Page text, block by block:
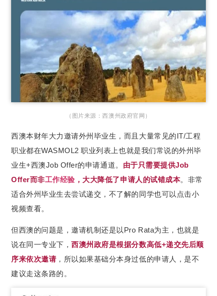
（图片来源：西澳州政府官网）
西澳本财年大力邀请外州毕业生，而且大量常见的IT/工程
职业都在WASMOL2 职业列表上也就是我们常说的外州毕
业生+西澳Job Offer的申请通道。 由于只需要提供Job
Offer而非工作经验，大大降低了申请人的试错成本。非常
适合外州毕业生去尝试递交，不了解的同学也可以点击小
视频查看。
但西澳的问题是，邀请机制还是以Pro Rata为主，也就是
说在同一专业下，西澳州政府是根据分数高低+递交先后顺
序来依次邀请 ，所以如果基础分本身过低的申请人，是不
建议走这条路的。